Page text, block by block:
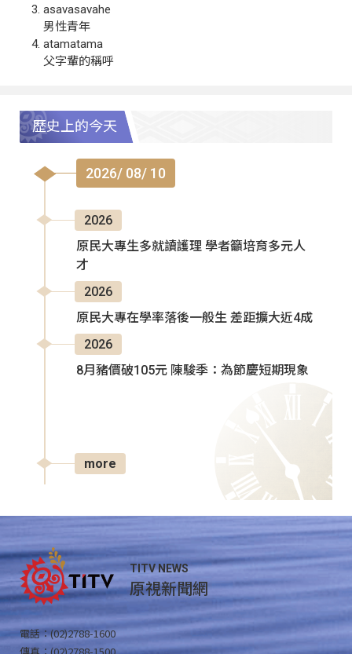
asavasavahe
男性青年
atamatama
父字輩的稱呼
歷史上的今天
2026/ 08/ 10
2026
原民大專生多就讀護理 學者籲培育多元人
才
2026
原民大專在學率落後一般生 差距擴大近4成
2026
8月豬價破105元 陳駿季：為節慶短期現象
more
TITV NEWS
原視新聞網
電話：(02)2788-1600